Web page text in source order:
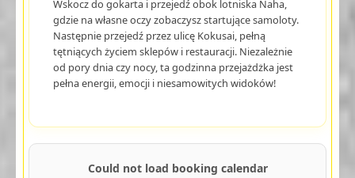
Wskocz do gokarta i przejedź obok lotniska Naha,
gdzie na własne oczy zobaczysz startujące samoloty.
Następnie przejedź przez ulicę Kokusai, pełną
tętniących życiem sklepów i restauracji. Niezależnie
od pory dnia czy nocy, ta godzinna przejażdżka jest
pełna energii, emocji i niesamowitych widoków!
Could not load booking calendar